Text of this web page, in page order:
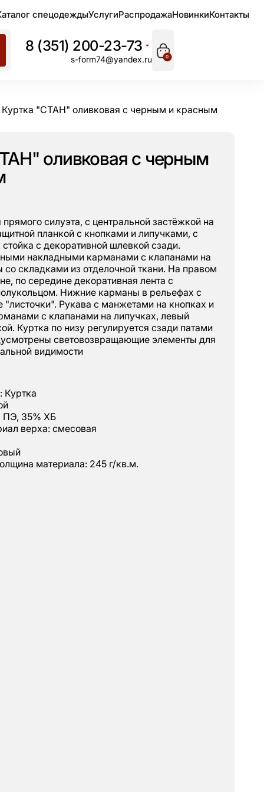
спецодеждыУслугиРаспродажаНовинкиКонтакты
8 (351) 200-23-73
s-form74@yandex.ru 0
Куртка "СТАН" оливковая с черным и красным
оливковая с черным
силуэта, с центральной застёжкой на
планкой с кнопками и липучками, с
с декоративной шлевкой сзади.
накладными карманами с клапанами на
складками из отделочной ткани. На правом
по середине декоративная лента с
Нижние карманы в рельефах с
"листочки". Рукава с манжетами на кнопках и
с клапанами на липучках, левый
Куртка по низу регулируется сзади патами
световозвращающие элементы для
видимости
Куртка
ПЭ, 35% ХБ
верха: смесовая
материала: 245 г/кв.м.